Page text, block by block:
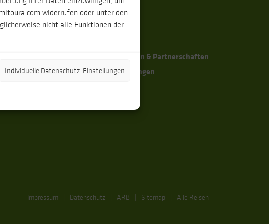
widerrufen oder unter den
nicht alle Funktionen der
Individuelle Datenschutz-Einstellungen
Das Team
Die Reiseleiter
Zertifizierungen & Partnerschaften
Kundenmeinungen
Impressum Datenschutz ARB Sitemap Alle Reisen